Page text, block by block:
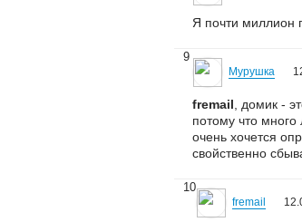
Я почти миллион
9
Мурушка
fremail , домик -
потому что
очень хочется
свойственно
10
fremail